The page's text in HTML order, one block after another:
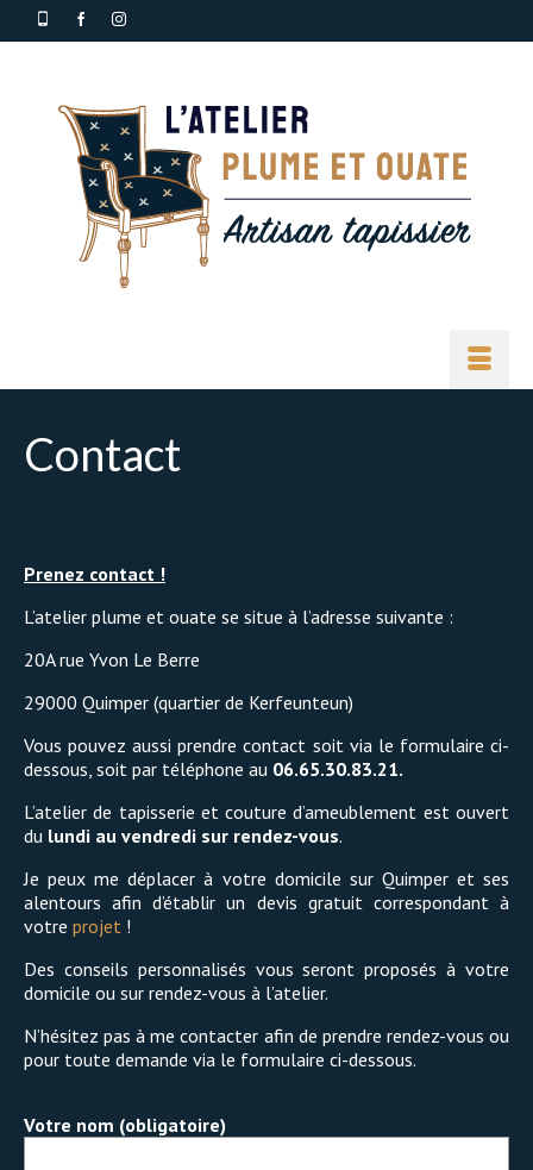
Contact
Prenez contact !
L’atelier plume et ouate se situe à l’adresse suivante :
20A rue Yvon Le Berre
29000 Quimper (quartier de Kerfeunteun)
Vous pouvez aussi prendre contact soit via le formulaire ci-
dessous, soit par téléphone au 06.65.30.83.21.
L’atelier de tapisserie et couture d’ameublement est ouvert
du lundi au vendredi sur rendez-vous.
Je peux me déplacer à votre domicile sur Quimper et ses
alentours afin d’établir un devis gratuit correspondant à
votre projet !
Des conseils personnalisés vous seront proposés à votre
domicile ou sur rendez-vous à l’atelier.
N’hésitez pas à me contacter afin de prendre rendez-vous ou
pour toute demande via le formulaire ci-dessous.
Votre nom (obligatoire)